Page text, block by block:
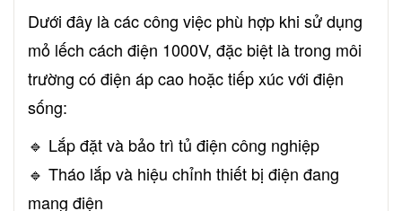
Dưới đây là các công việc phù hợp khi sử dụng
mỏ lếch cách điện 1000V, đặc biệt là trong môi
trường có điện áp cao hoặc tiếp xúc với điện
sống:
🔹 Lắp đặt và bảo trì tủ điện công nghiệp
🔹 Tháo lắp và hiệu chỉnh thiết bị điện đang
mang điện